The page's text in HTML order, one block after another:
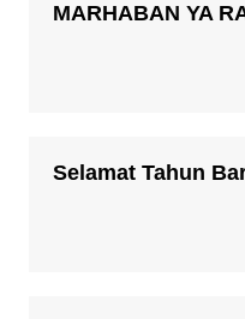
MARHABAN YA
Selamat Tahun